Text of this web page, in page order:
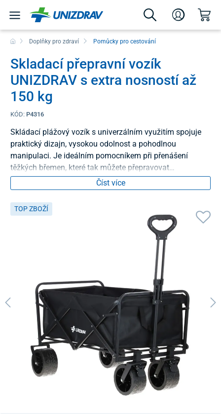
Doplňky pro zdraví Pomůcky pro cestování
Skladací přepravní vozík
UNIZDRAV s extra nosností až
150 kg
KÓD: P4316
Skládací plážový vozík s univerzálním využitím spojuje
praktický dizajn, vysokou odolnost a pohodlnou
manipulaci. Je ideálním pomocníkem při přenášení
těžkých břemen, které tak můžete přepravovat
jednodušše a bez námahy.Číst více
TOP ZBOŽÍ